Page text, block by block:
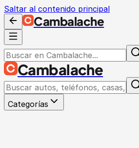
Saltar al contenido principal
Cambalache
Cambalache
Categorías